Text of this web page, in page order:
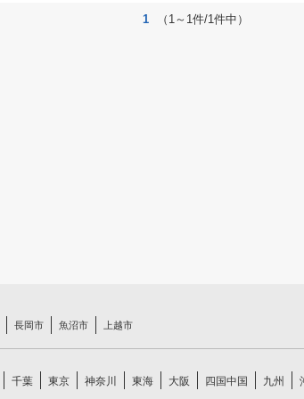
1 （1～1件/1件中）
長岡市 魚沼市 上越市
千葉 東京 神奈川 東海 大阪 四国中国 九州